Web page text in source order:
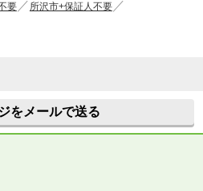
要
所沢市+保証人不要
をメールで送る